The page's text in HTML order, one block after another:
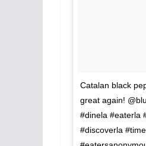
Catalan black
great again!
#dinela #eaterla
#discoverla